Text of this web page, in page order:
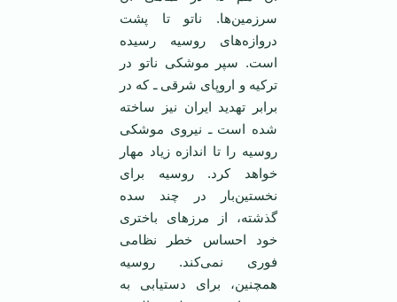
سرزمین‌ها. ناتو تا پشت
دروازه‌های روسیه رسیده
است. سپر موشکی ناتو در
ترکیه و اروپای شرقی ـ که در
برابر تهدید ایران نیز ساخته
شده است ـ نیروی موشکی
روسیه را تا اندازه زیاد مهار
خواهد کرد. روسیه برای
نخستین‌بار در چند سده
گذشته، از مرزهای باختری
خود احساس خطر نظامی
فوری نمی‌کند. روسیه
همچنین، برای دستیابی به